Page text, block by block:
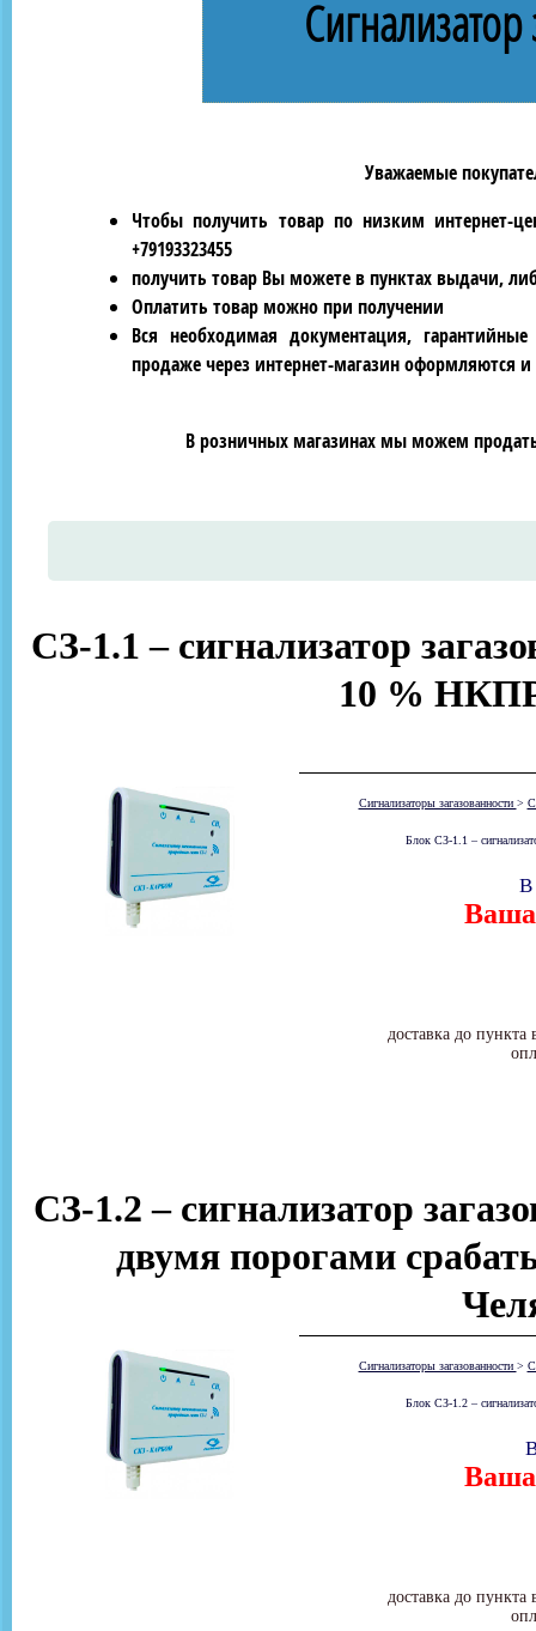
Уважаемые
Чтобы получить товар по низким интернет-
+79193323455
получить товар Вы можете в пунктах выдачи,
Оплатить товар можно при получении
Вся необходимая документация,
продаже через интернет-магазин оформляются
В розничных магазинах мы можем
СЗ-1.1 – сигнализатор
10 %
Сигнализаторы загазованности >
Блок СЗ-1.1 –
Ваша
доставка до
В
СЗ-1.2 – сигнализатор
двумя порогами
Сигнализаторы загазованности >
Блок СЗ-1.2 –
Ваша
доставка до